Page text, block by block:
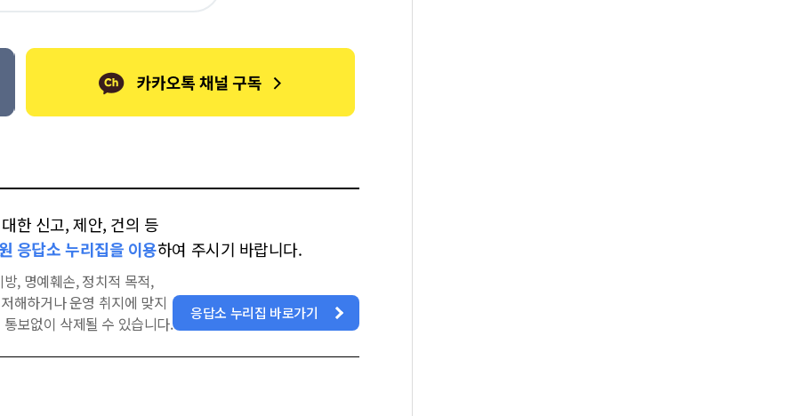
한 신고, 제안, 건의 등
응답소 누리집을 이용하여 주시기 바랍니다.
, 명예훼손, 정치적 목적,
해하거나 운영 취지에 맞지
보없이 삭제될 수 있습니다.
응답소 누리집 바로가기